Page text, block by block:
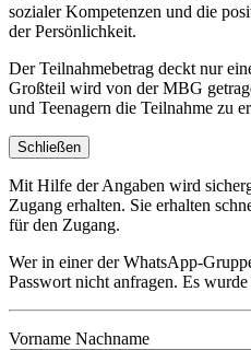
sozialer Kompetenzen und die
der Persönlichkeit.
Der Teilnahmebetrag deckt nur
Großteil wird von der MBG
und Teenagern die Teilnahme zu
Schließen
Mit Hilfe der Angaben wird
Zugang erhalten. Sie erhalten
für den Zugang.
Wer in einer der WhatsApp-
Passwort nicht anfragen. Es
Vorname Nachname